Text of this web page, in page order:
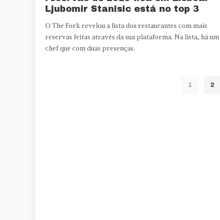
Ljubomir Stanisic está no top 3
O The Fork revelou a lista dos restaurantes com mais
reservas feitas através da sua plataforma. Na lista, há um
chef que com duas presenças.
1 2